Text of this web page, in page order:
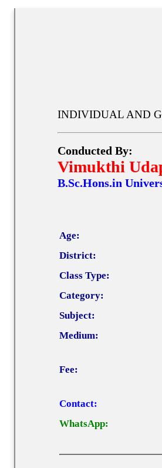
INDIVIDUAL AND
Conducted By:
Vimukthi
B.Sc.Hons.in
Age:
District:
Class Type:
Category:
Subject:
Medium:
Fee:
Contact:
WhatsApp: